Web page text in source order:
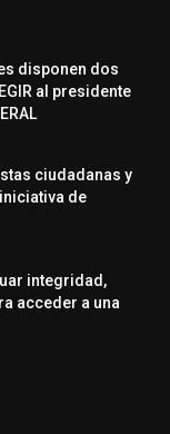
disponen dos
al presidente
ciudadanas y
de
integridad,
acceder a una